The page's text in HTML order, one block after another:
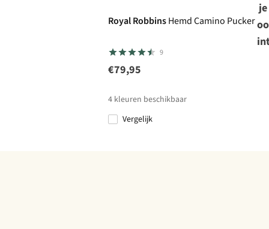
Royal RobbinsHemd Camino Pucker S/
9
€79,95
4 kleuren beschikbaar
Vergelijk
je